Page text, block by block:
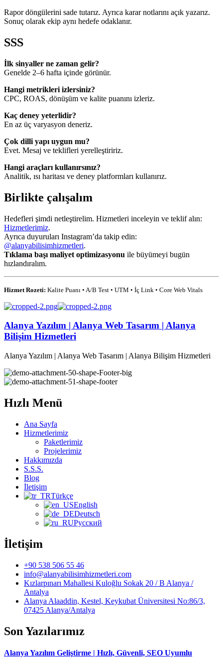
Rapor döngülerini sade tutarız. Ayrıca karar notlarını açık yazarız.
Sonuç olarak ekip aynı hedefe odaklanır.
SSS
İlk sinyaller ne zaman gelir?
Genelde 2–6 hafta içinde görünür.
Hangi metrikleri izlersiniz?
CPC, ROAS, dönüşüm ve kalite puanını izleriz.
Kaç deney yeterlidir?
En az üç varyasyon deneriz.
Çok dilli yapı uygun mu?
Evet. Mesaj ve teklifleri yerelleştiririz.
Hangi araçları kullanırsınız?
Analitik, ısı haritası ve deney platformları kullanırız.
Birlikte çalışalım
Hedefleri şimdi netleştirelim. Hizmetleri inceleyin ve teklif alın:
Hizmetlerimiz.
Ayrıca duyuruları Instagram’da takip edin:
@alanyabilisimhizmetleri.
Tıklama başı maliyet optimizasyonu ile büyümeyi bugün
hızlandıralım.
Hizmet Rozeti: Kalite Puanı • A/B Test • UTM • İç Link • Core Web Vitals
Alanya Yazılım | Alanya Web Tasarım | Alanya
Bilişim Hizmetleri
Alanya Yazılım | Alanya Web Tasarım | Alanya Bilişim Hizmetleri
Hızlı Menü
Ana Sayfa
Hizmetlerimiz
Paketlerimiz
Projelerimiz
Hakkımızda
S.S.S.
Blog
İletişim
Türkçe
English
Deutsch
Русский
İletişim
+90 538 506 55 46
info@alanyabilisimhizmetleri.com
Kızlarpınarı Mahallesi Kuloğlu Sokak 20 / B Alanya /
Antalya
Alanya Alaaddin, Kestel, Keykubat Üniversitesi No:86/3,
07425 Alanya/Antalya
Son Yazılarımız
Alanya Yazılım Geliştirme | Hızlı, Güvenli, SEO Uyumlu